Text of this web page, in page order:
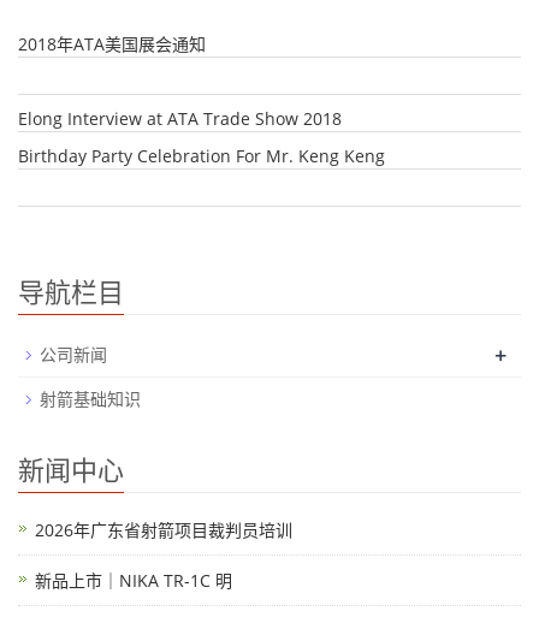
2018年ATA美国展会通知
Elong Interview at ATA Trade Show 2018
Birthday Party Celebration For Mr. Keng Keng
导航栏目
公司新闻 +
射箭基础知识
新闻中心
2026年广东省射箭项目裁判员培训
新品上市｜NIKA TR-1C 明